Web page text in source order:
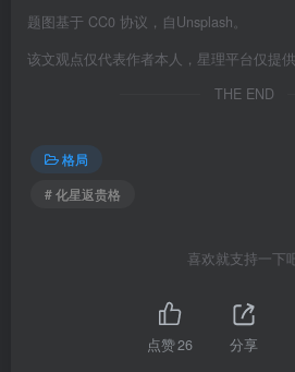
题图基于 CC0 协议，自Unsplash。
该文观点仅代表作者本人，星理平台仅提
THE END
格局
# 化星返贵格
喜欢就支持一下
点赞26 分享